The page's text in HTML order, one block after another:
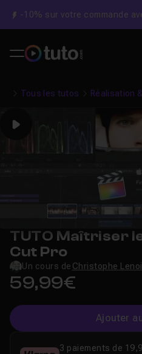
-10% sur votre commande
Tous les tutos Réalisation
Play
TUTO Maîtriser
Cut Pro
Un cours de Christophe
59,99€
Ajouter
3 paiements de